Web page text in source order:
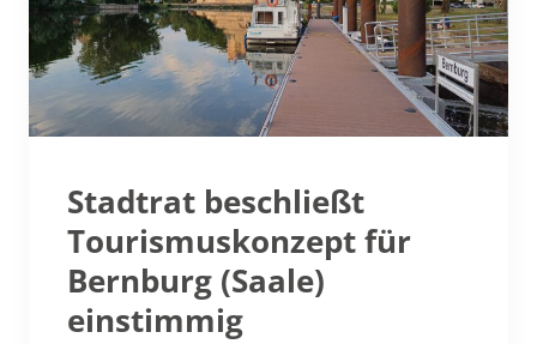
Stadtrat beschließt
Tourismuskonzept für
Bernburg (Saale)
einstimmig